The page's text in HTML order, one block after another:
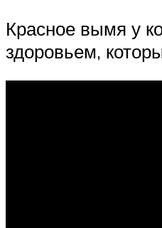
Красное вымя у
здоровьем,